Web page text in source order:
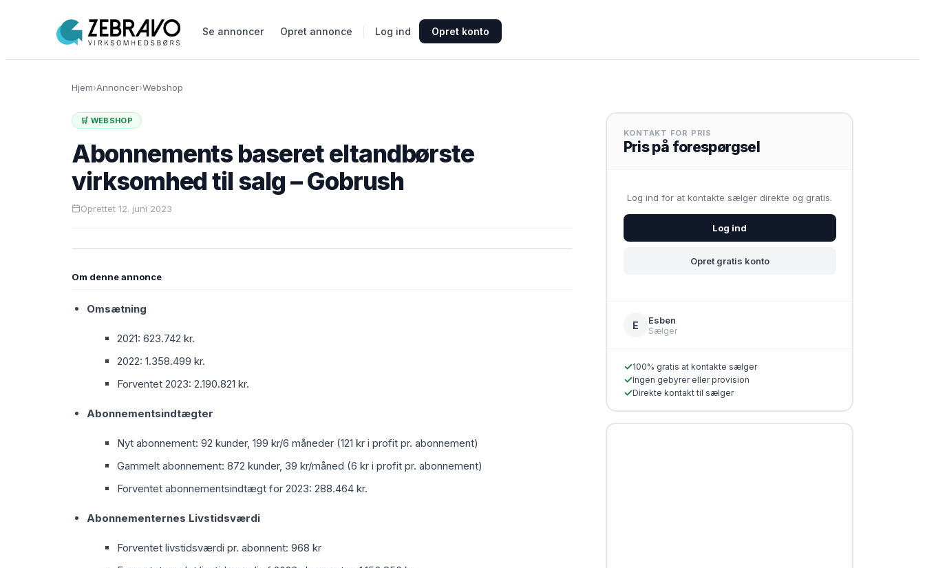
Se annoncer Opret annonce Log ind Opret konto
Hjem›Annoncer›Webshop
🛒 WEBSHOP
Abonnements baseret eltandbørste
virksomhed til salg – Gobrush
Oprettet 12. juni 2023
Om denne annonce
Omsætning
2021: 623.742 kr.
2022: 1.358.499 kr.
Forventet 2023: 2.190.821 kr.
Abonnementsindtægter
Nyt abonnement: 92 kunder, 199 kr/6 måneder (121 kr i profit pr. abonnement)
Gammelt abonnement: 872 kunder, 39 kr/måned (6 kr i profit pr. abonnement)
Forventet abonnementsindtægt for 2023: 288.464 kr.
Abonnementernes Livstidsværdi
Forventet livstidsværdi pr. abonnent: 968 kr
KONTAKT FOR PRIS
Pris på forespørgsel
Log ind for at kontakte sælger direkte og gratis.
Log ind
Opret gratis konto
E Esben
Sælger
✓100% gratis at kontakte sælger
✓Ingen gebyrer eller provision
✓Direkte kontakt til sælger